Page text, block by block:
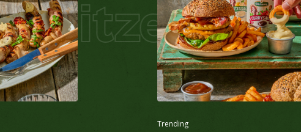
Trending